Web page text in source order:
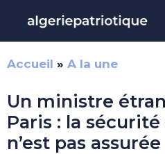
contenu
Accueil » A la une
Un ministre
Paris : la
n’est pas assurée